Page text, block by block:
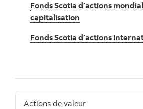
Fonds Scotia d’actions
capitalisation
Fonds Scotia d’actions
Actions de valeur